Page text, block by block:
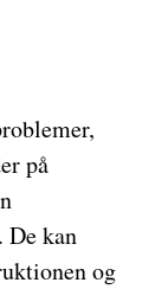
på
De kan
og